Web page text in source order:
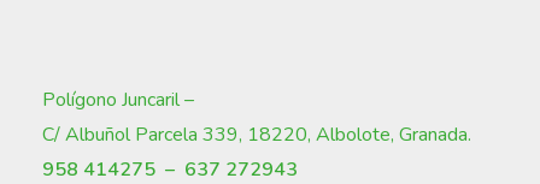
Polígono Juncaril –
C/ Albuñol Parcela 339, 18220, Albolote, Granada.
958 414275 – 637 272943